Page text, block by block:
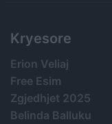
Kryesore
Erion Veliaj
Free Esim
Zgjedhjet 2025
Belinda Balluku